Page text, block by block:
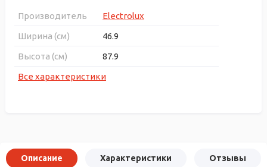
Производитель
Electrolux
Ширина (см)
46.9
Высота (см)
87.9
Все характеристики
Описание Характеристики Отзывы